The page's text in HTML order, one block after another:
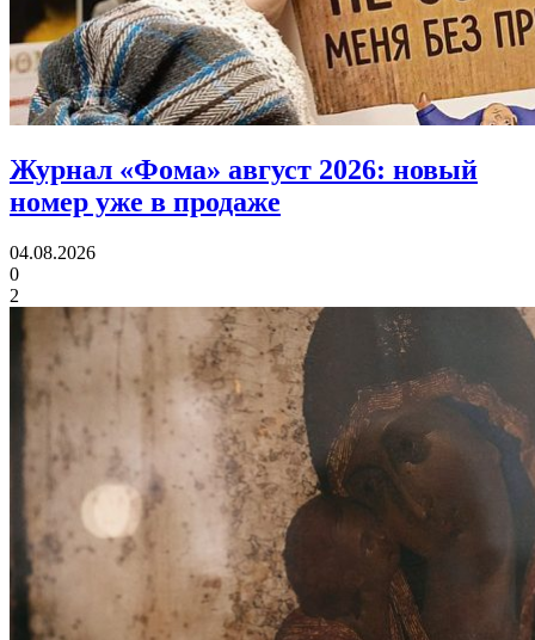
Журнал «Фома» август 2026: новый
номер уже в продаже
04.08.2026
0
2